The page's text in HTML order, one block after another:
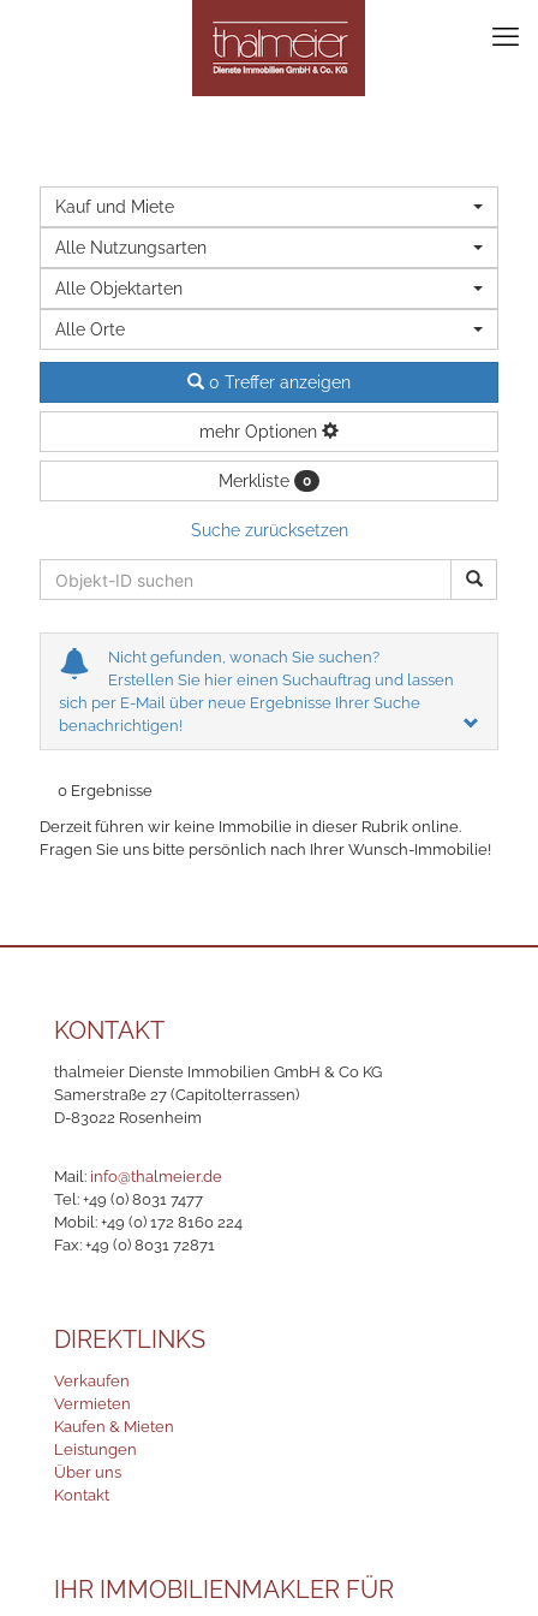
Kauf und Miete
Alle Nutzungsarten
Alle Objektarten
Alle Orte
0 Treffer anzeigen
mehr Optionen
Merkliste 0
Suche zurücksetzen
Nicht gefunden, wonach Sie suchen?
Erstellen Sie hier einen Suchauftrag und lassen
sich per E-Mail über neue Ergebnisse Ihrer Suche
benachrichtigen!
0 Ergebnisse
Derzeit führen wir keine Immobilie in dieser Rubrik online.
Fragen Sie uns bitte persönlich nach Ihrer Wunsch-Immobilie!
KONTAKT
thalmeier Dienste Immobilien GmbH & Co KG
Samerstraße 27 (Capitolterrassen)
D-83022 Rosenheim
Mail: info@thalmeier.de
Tel: +49 (0) 8031 7477
Mobil: +49 (0) 172 8160 224
Fax: +49 (0) 8031 72871
DIREKTLINKS
Verkaufen
Vermieten
Kaufen & Mieten
Leistungen
Über uns
Kontakt
IHR IMMOBILIENMAKLER FÜR